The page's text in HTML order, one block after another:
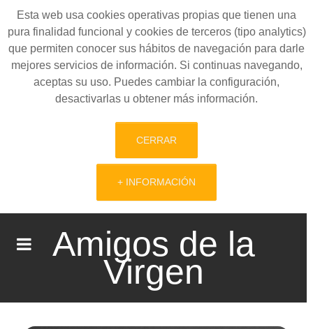
Esta web usa cookies operativas propias que tienen una
pura finalidad funcional y cookies de terceros (tipo analytics)
que permiten conocer sus hábitos de navegación para darle
mejores servicios de información. Si continuas navegando,
aceptas su uso. Puedes cambiar la configuración,
desactivarlas u obtener más información.
CERRAR
+ INFORMACIÓN
Amigos de la
Virgen